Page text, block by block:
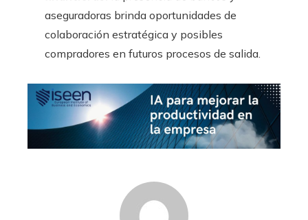
aseguradoras brinda oportunidades de
colaboración estratégica y posibles
compradores en futuros procesos de salida.